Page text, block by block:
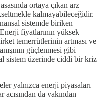
ortaya çıkan arz
kalmayabileceğidir.
sistemde biriken
fiyatlarının yüksek
temerrütlerinin artması ve
güçlenmesi gibi
sistem üzerinde ciddi bir kriz
yalnızca enerji piyasaları
açısından da yakından